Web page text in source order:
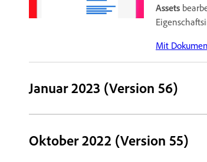
Assets
Mit
Januar 2023 (Version 56)
Oktober 2022 (Version 55)